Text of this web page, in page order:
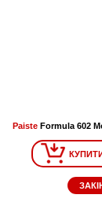
Paiste Formula 602